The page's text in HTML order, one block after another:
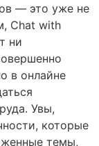
— это уже не
Chat with
ни
в онлайне
Увы,
которые
темы,